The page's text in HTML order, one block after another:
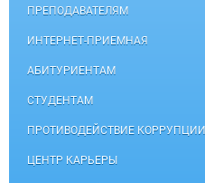
ПРЕПОДАВАТЕЛЯМ
ИНТЕРНЕТ-ПРИЕМНАЯ
АБИТУРИЕНТАМ
СТУДЕНТАМ
ПРОТИВОДЕЙСТВИЕ КОРРУПЦИИ
ЦЕНТР КАРЬЕРЫ